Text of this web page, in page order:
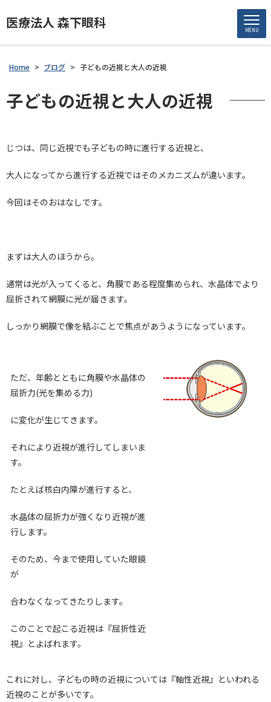
医療法人 森下眼科 MENU
Home > ブログ > 子どもの近視と大人の近視
子どもの近視と大人の近視
じつは、同じ近視でも子どもの時に進行する近視と、
大人になってから進行する近視ではそのメカニズムが違います。
今回はそのおはなしです。
まずは大人のほうから。
通常は光が入ってくると、角膜である程度集められ、水晶体でより
屈折されて網膜に光が届きます。
しっかり網膜で像を結ぶことで焦点があうようになっています。
ただ、年齢とともに角膜や水晶体の
屈折力(光を集める力)
に変化が生じてきます。
それにより近視が進行してしまいま
す。
たとえば核白内障が進行すると、
水晶体の屈折力が強くなり近視が進
行します。
そのため、今まで使用していた眼鏡
が
合わなくなってきたりします。
このことで起こる近視は『屈折性近
視』とよばれます。
これに対し、子どもの時の近視については『軸性近視』といわれる
近視のことが多いです。